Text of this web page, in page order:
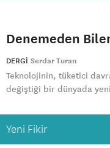
Denemeden
DERGI Serdar Turan
Teknolojinin, tüketici
değiştiği bir dünyada
Yeni Fikir